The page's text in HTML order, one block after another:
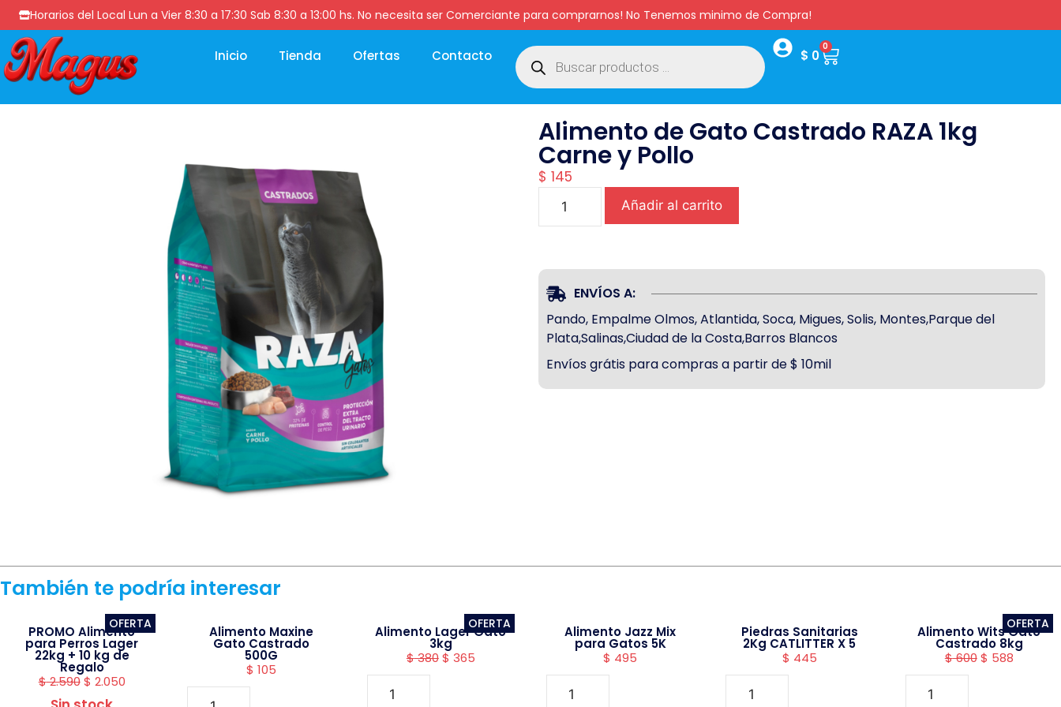
Horarios del Local Lun a Vier 8:30 a 17:30 Sab 8:30 a 13:00 hs. No necesita ser Comerciante para comprarnos! No Tenemos minimo de Compra!
Inicio Tienda Ofertas Contacto $ 0
0
Alimento de Gato Castrado RAZA 1kg
Carne y Pollo
$ 145
Añadir al carrito
ENVÍOS A:
Pando, Empalme Olmos, Atlantida, Soca, Migues, Solis, Montes,Parque del
Plata,Salinas,Ciudad de la Costa,Barros Blancos
Envíos grátis para compras a partir de $ 10mil
También te podría interesar
OFERTA
PROMO Alimento
para Perros Lager
22kg + 10 kg de
Regalo
$2.590 $ 2.050
Alimento Maxine
Gato Castrado
500G
$ 105
OFERTA
Alimento Lager Gato
3kg
$380$ 365
Alimento Jazz Mix
para Gatos 5K
$ 495
Piedras Sanitarias
2Kg CATLITTER X 5
$ 445
OFERTA
Alimento Wits Gato
Castrado 8kg
$600 $ 588